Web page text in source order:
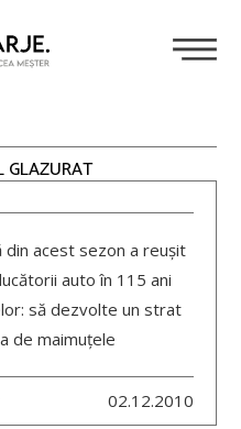
GLAZURAT
din acest sezon a reușit
auto în 115 ani
să dezvolte un strat
de maimuțele
02.12.2010